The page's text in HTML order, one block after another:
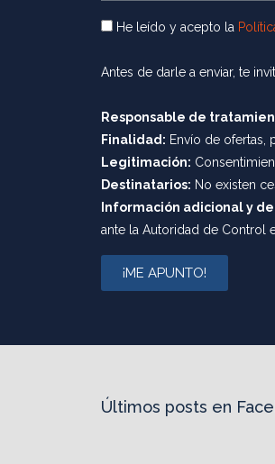
He leído y acepto la
Antes de darle a enviar, te
Responsable de
Finalidad: Envío de ofertas,
Legitimación:
Destinatarios: No existen
Información adicional y
ante la Autoridad de Control
¡ME APUNTO!
Últimos posts en